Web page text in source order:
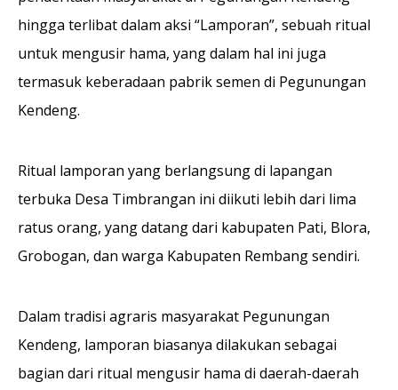
hingga terlibat dalam aksi “Lamporan”, sebuah ritual
untuk mengusir hama, yang dalam hal ini juga
termasuk keberadaan pabrik semen di Pegunungan
Kendeng.
Ritual lamporan yang berlangsung di lapangan
terbuka Desa Timbrangan ini diikuti lebih dari lima
ratus orang, yang datang dari kabupaten Pati, Blora,
Grobogan, dan warga Kabupaten Rembang sendiri.
Dalam tradisi agraris masyarakat Pegunungan
Kendeng, lamporan biasanya dilakukan sebagai
bagian dari ritual mengusir hama di daerah-daerah